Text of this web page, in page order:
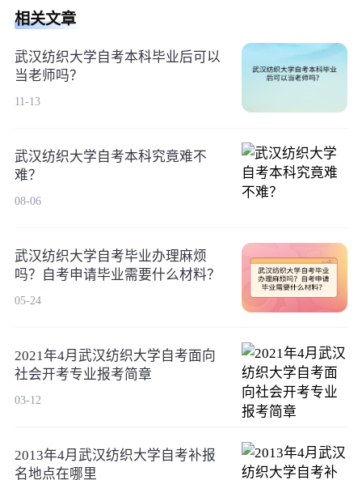
相关文章
武汉纺织大学自考本科毕业后可以
当老师吗？
11-13
武汉纺织大学自考本科究竟难不
难？
08-06
武汉纺织大学自考毕业办理麻烦
吗？自考申请毕业需要什么材料？
05-24
2021年4月武汉纺织大学自考面向
社会开考专业报考简章
03-12
2013年4月武汉纺织大学自考补报
名地点在哪里